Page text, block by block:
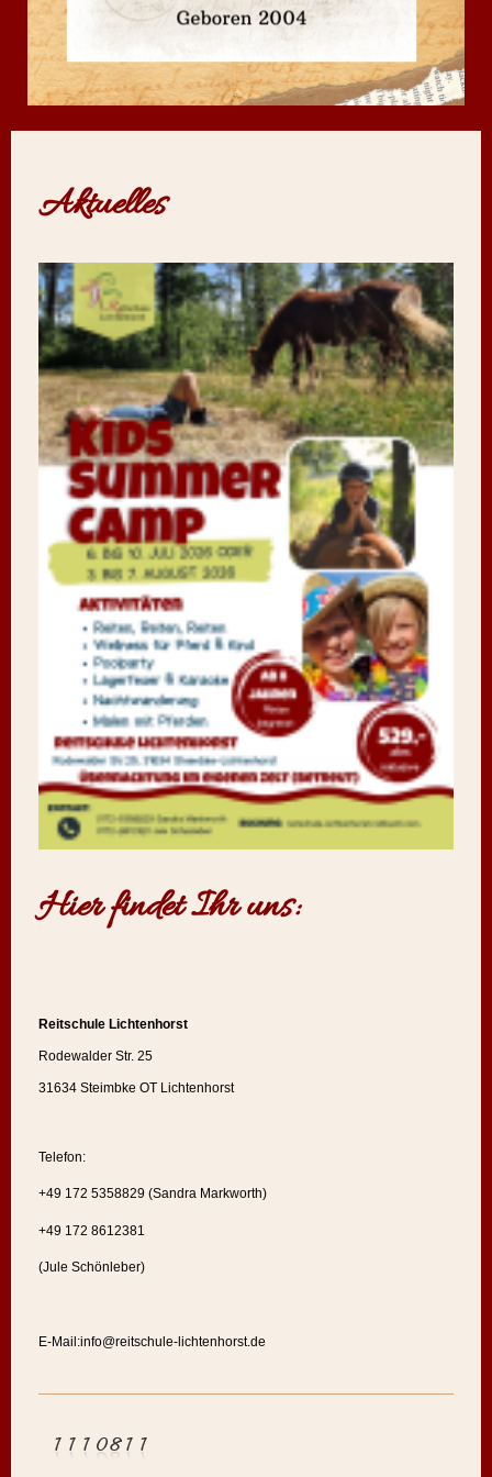
Aktuelles
Hier findet Ihr uns:
Reitschule Lichtenhorst
Rodewalder Str. 25
31634 Steimbke OT Lichtenhorst
Telefon:
+49 172 5358829 (Sandra Markworth)
+49 172 8612381
(Jule Schönleber)
E-Mail:info@reitschule-lichtenhorst.de